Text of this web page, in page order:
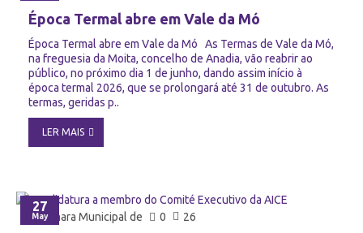
Época Termal abre em Vale da Mó
Época Termal abre em Vale da Mó As Termas de Vale da Mó,
na freguesia da Moita, concelho de Anadia, vão reabrir ao
público, no próximo dia 1 de junho, dando assim início à
época termal 2026, que se prolongará até 31 de outubro. As
termas, geridas p..
LER MAIS
27
MayCâmara Municipal de 0 26